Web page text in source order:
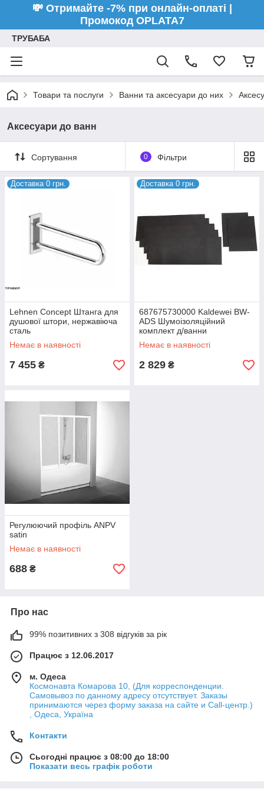
💸 Отримайте -7% при онлайн-оплаті |
Промокод OPLATA7
ТРУБАБА
Товари та послуги Ванни та аксесуари до них
Аксесуари до ванн
Сортування 0 Фільтри
Доставка 0 грн.
Lehnen Concept Штанга для
душової штори, нержавіюча
сталь
Немає в наявності
7 455 ₴
Доставка 0 грн.
687675730000 Kaldewei BW-
ADS Шумоізоляційний
комплект д/ванни
Немає в наявності
2 829 ₴
Регулюючий профіль ANPV
satin
Немає в наявності
688 ₴
Про нас
99% позитивних з 308 відгуків за рік
Працює з 12.06.2017
м. Одеса
Космонавта Комарова 10, (Для корреспонденции.
Самовывоз по данному адресу отсутствует. Заказы
принимаются через форму заказа на сайте и Call-центр.)
, Одеса, Україна
Контакти
Сьогодні працює з 08:00 до 18:00
Показати весь графік роботи